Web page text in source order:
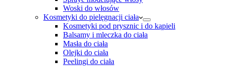
Woski do włosów
Kosmetyki do pielęgnacji ciała
Kosmetyki pod prysznic i do kąpieli
Balsamy i mleczka do ciała
Masła do ciała
Olejki do ciała
Peelingi do ciała